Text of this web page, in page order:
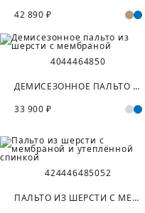
42 890 ₽
4044464850
ДЕМИСЕЗОННОЕ ПАЛЬТО ИЗ ШЕРСТИ С МЕМБРАНОЙ
33 900 ₽
424446485052
ПАЛЬТО ИЗ ШЕРСТИ С МЕМБРАНОЙ И УТЕПЛЁННОЙ СПИНКОЙ